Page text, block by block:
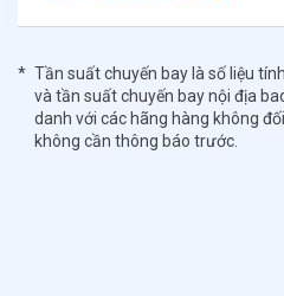
Tần suất chuyến bay là số liệu
và tần suất chuyến bay nội địa
danh với các hãng hàng không
không cần thông báo trước.